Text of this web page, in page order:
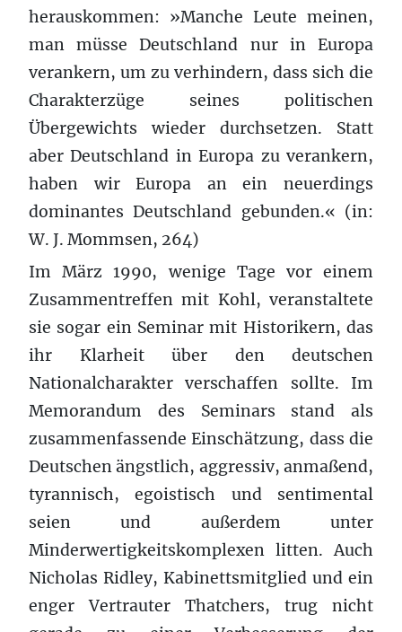
herauskommen: »Manche Leute meinen,
man müsse Deutschland nur in Europa
verankern, um zu verhindern, dass sich die
Charakterzüge seines politischen
Übergewichts wieder durchsetzen. Statt
aber Deutschland in Europa zu verankern,
haben wir Europa an ein neuerdings
dominantes Deutschland gebunden.« (in:
W. J. Mommsen, 264)
Im März 1990, wenige Tage vor einem
Zusammentreffen mit Kohl, veranstaltete
sie sogar ein Seminar mit Historikern, das
ihr Klarheit über den deutschen
Nationalcharakter verschaffen sollte. Im
Memorandum des Seminars stand als
zusammenfassende Einschätzung, dass die
Deutschen ängstlich, aggressiv, anmaßend,
tyrannisch, egoistisch und sentimental
seien und außerdem unter
Minderwertigkeitskomplexen litten. Auch
Nicholas Ridley, Kabinettsmitglied und ein
enger Vertrauter Thatchers, trug nicht